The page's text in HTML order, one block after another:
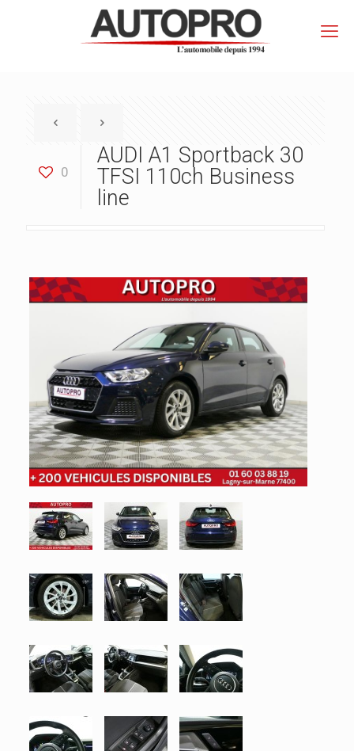
0
AUDI A1 Sportback 30
TFSI 110ch Business
line